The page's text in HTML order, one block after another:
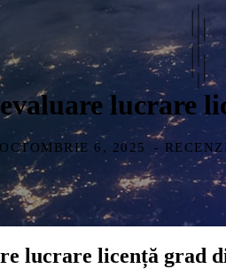
lucrare
OCTOMBRIE 6, 2025 -
lucrare licență grad